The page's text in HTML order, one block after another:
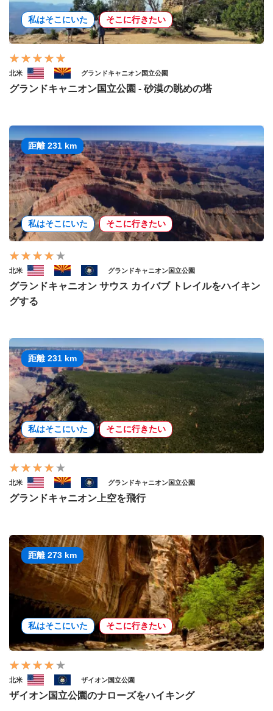
私はそこにいた そこに行きたい
北米 グランドキャニオン国立公園
グランドキャニオン国立公園 - 砂漠の眺めの塔
距離 231 km
私はそこにいた そこに行きたい
北米 グランドキャニオン国立公園
グランドキャニオン サウス カイバブ トレイルをハイキン
グする
距離 231 km
私はそこにいた そこに行きたい
北米 グランドキャニオン国立公園
グランドキャニオン上空を飛行
距離 273 km
私はそこにいた そこに行きたい
北米 ザイオン国立公園
ザイオン国立公園のナローズをハイキング